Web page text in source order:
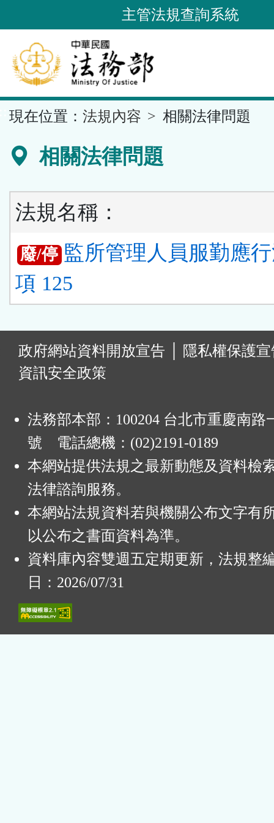
到
要
內
容
區
主管法規查詢系統
現在位置： 法規內容 相關法律問題
相關法律問題
法規名稱：
廢/停 監所管理人員服勤應
項 125
政府網站資料開放宣告
隱私權保護
資訊安全政策
法務部本部：100204 台北市重慶南路
號 電話總機：(02)2191-0189
本網站提供法規之最新動態及資料檢
法律諮詢服務。
本網站法規資料若與機關公布文字有
以公布之書面資料為準。
資料庫內容雙週五定期更新，法規整
日：2026/07/31